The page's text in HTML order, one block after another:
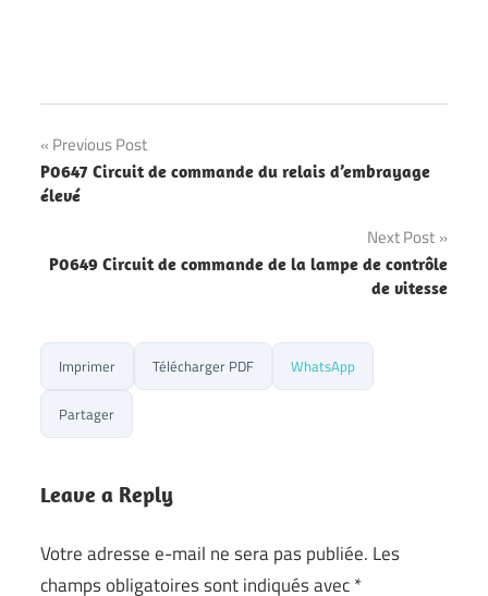
Navigation
l’article
Previous Post
P0647 Circuit de commande du relais d’embrayage
élevé
Next Post
P0649 Circuit de commande de la lampe de contrôle
de vitesse
Imprimer Télécharger PDF WhatsApp
Partager
Leave a Reply
Votre adresse e-mail ne sera pas publiée. Les
champs obligatoires sont indiqués avec*